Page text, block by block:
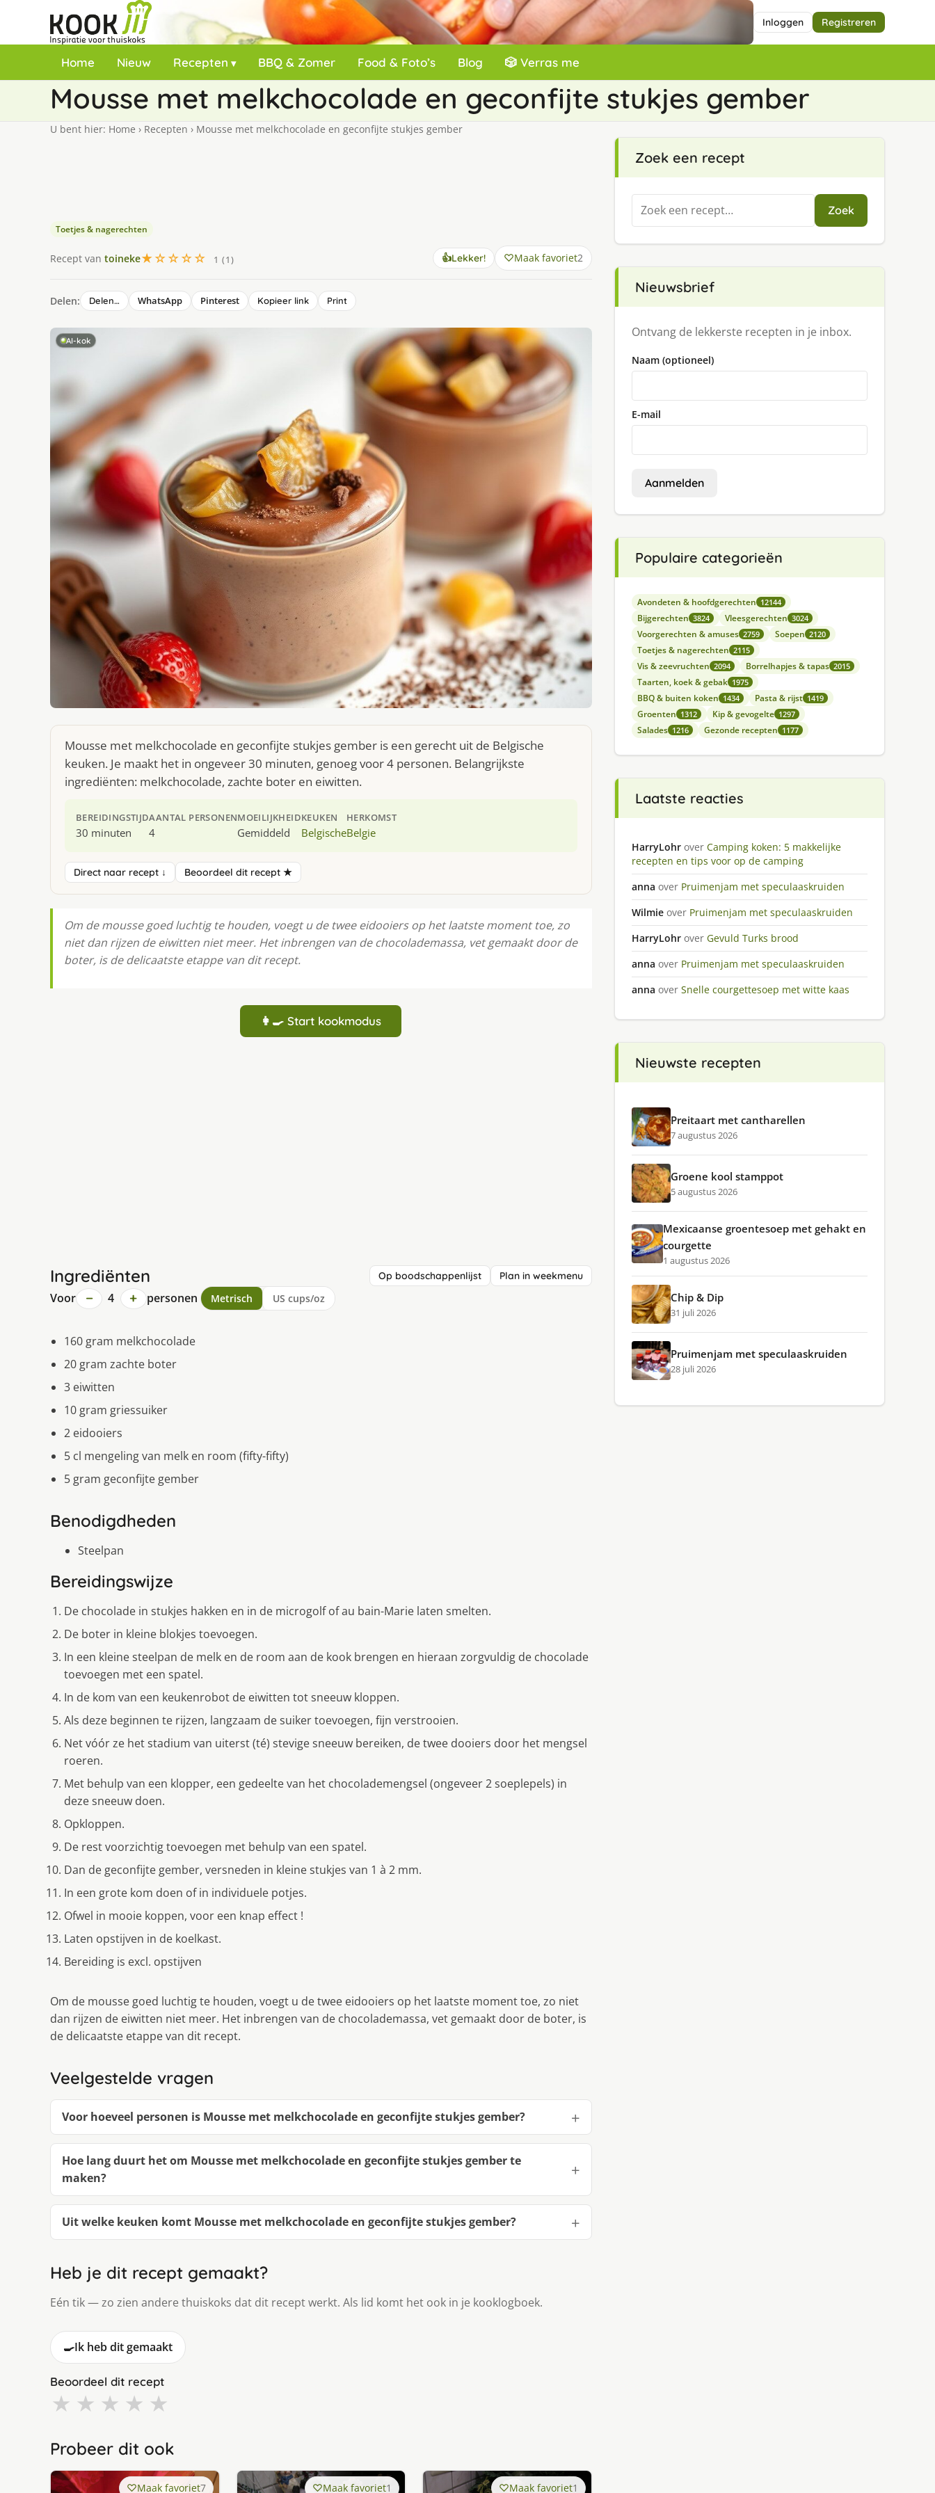
Inloggen Registreren
Home Nieuw Recepten BBQ & Zomer Food & Foto’s Blog 🎲 Verras me
Mousse met melkchocolade en geconfijte stukjes gember
U bent hier: Home › Recepten › Mousse met melkchocolade en geconfijte stukjes gember
Toetjes & nagerechten
Recept van toineke★☆☆☆☆ 1 (1) 👍Lekker! Maak favoriet2
Delen: Delen… WhatsApp Pinterest Kopieer link Print
AI-kok
Mousse met melkchocolade en geconfijte stukjes gember is een gerecht uit de Belgische
keuken. Je maakt het in ongeveer 30 minuten, genoeg voor 4 personen. Belangrijkste
ingrediënten: melkchocolade, zachte boter en eiwitten.
BEREIDINGSTIJD
30 minuten
AANTAL PERSONEN
4
MOEILIJKHEID
Gemiddeld
KEUKEN
Belgische
HERKOMST
Belgie
Direct naar recept ↓ Beoordeel dit recept ★
Om de mousse goed luchtig te houden, voegt u de twee eidooiers op het laatste moment toe, zo
niet dan rijzen de eiwitten niet meer. Het inbrengen van de chocolademassa, vet gemaakt door de
boter, is de delicaatste etappe van dit recept.
👩‍🍳 Start kookmodus
Ingrediënten Op boodschappenlijst Plan in weekmenu
Voor − 4 + personen Metrisch US cups/oz
160 gram melkchocolade
20 gram zachte boter
3 eiwitten
10 gram griessuiker
2 eidooiers
5 cl mengeling van melk en room (fifty-fifty)
5 gram geconfijte gember
Benodigdheden
Steelpan
Bereidingswijze
De chocolade in stukjes hakken en in de microgolf of au bain-Marie laten smelten.
De boter in kleine blokjes toevoegen.
In een kleine steelpan de melk en de room aan de kook brengen en hieraan zorgvuldig de chocolade
toevoegen met een spatel.
In de kom van een keukenrobot de eiwitten tot sneeuw kloppen.
Als deze beginnen te rijzen, langzaam de suiker toevoegen, fijn verstrooien.
Net vóór ze het stadium van uiterst (té) stevige sneeuw bereiken, de twee dooiers door het mengsel
roeren.
Met behulp van een klopper, een gedeelte van het chocolademengsel (ongeveer 2 soeplepels) in
deze sneeuw doen.
Opkloppen.
De rest voorzichtig toevoegen met behulp van een spatel.
Dan de geconfijte gember, versneden in kleine stukjes van 1 à 2 mm.
In een grote kom doen of in individuele potjes.
Ofwel in mooie koppen, voor een knap effect !
Laten opstijven in de koelkast.
Bereiding is excl. opstijven
Om de mousse goed luchtig te houden, voegt u de twee eidooiers op het laatste moment toe, zo niet
dan rijzen de eiwitten niet meer. Het inbrengen van de chocolademassa, vet gemaakt door de boter, is
de delicaatste etappe van dit recept.
Veelgestelde vragen
Voor hoeveel personen is Mousse met melkchocolade en geconfijte stukjes gember?
Hoe lang duurt het om Mousse met melkchocolade en geconfijte stukjes gember te
maken?
Uit welke keuken komt Mousse met melkchocolade en geconfijte stukjes gember?
Heb je dit recept gemaakt?
Eén tik — zo zien andere thuiskoks dat dit recept werkt. Als lid komt het ook in je kooklogboek.
🍳Ik heb dit gemaakt
Beoordeel dit recept
★ ★ ★ ★ ★
Probeer dit ook
Maak favoriet7 Maak favoriet1 Maak favoriet1
Zoek een recept
Zoeken
naar:
Zoek
Nieuwsbrief
Ontvang de lekkerste recepten in je inbox.
Naam (optioneel)
E-mail
Aanmelden
Populaire categorieën
Avondeten & hoofdgerechten 12144
Bijgerechten 3824 Vleesgerechten 3024
Voorgerechten & amuses 2759 Soepen 2120
Toetjes & nagerechten 2115
Vis & zeevruchten 2094 Borrelhapjes & tapas 2015
Taarten, koek & gebak 1975
BBQ & buiten koken 1434 Pasta & rijst 1419
Groenten 1312 Kip & gevogelte 1297
Salades 1216 Gezonde recepten 1177
Laatste reacties
HarryLohr over Camping koken: 5 makkelijke
recepten en tips voor op de camping
anna over Pruimenjam met speculaaskruiden
Wilmie over Pruimenjam met speculaaskruiden
HarryLohr over Gevuld Turks brood
anna over Pruimenjam met speculaaskruiden
anna over Snelle courgettesoep met witte kaas
Nieuwste recepten
Preitaart met cantharellen
7 augustus 2026
Groene kool stamppot
5 augustus 2026
Mexicaanse groentesoep met gehakt en
courgette
1 augustus 2026
Chip & Dip
31 juli 2026
Pruimenjam met speculaaskruiden
28 juli 2026